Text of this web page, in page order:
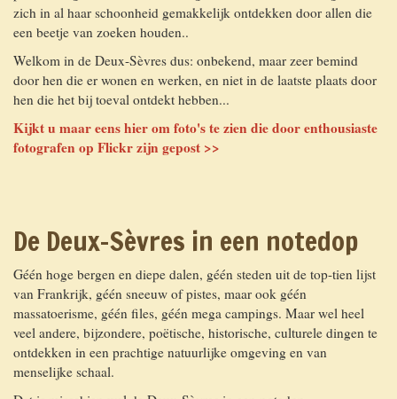
zich in al haar schoonheid gemakkelijk ontdekken door allen die
een beetje van zoeken houden..
Welkom in de Deux-Sèvres dus: onbekend, maar zeer bemind
door hen die er wonen en werken, en niet in de laatste plaats door
hen die het bij toeval ontdekt hebben...
Kijkt u maar eens hier om foto's te zien die door enthousiaste
fotografen op Flickr zijn gepost >>
De Deux-Sèvres in een notedop
Géén hoge bergen en diepe dalen, géén steden uit de top-tien lijst
van Frankrijk, géén sneeuw of pistes, maar ook géén
massatoerisme, géén files, géén mega campings. Maar wel heel
veel andere, bijzondere, poëtische, historische, culturele dingen te
ontdekken in een prachtige natuurlijke omgeving en van
menselijke schaal.